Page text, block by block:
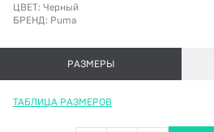
ЦВЕТ: Черный
БРЕНД: Puma
РАЗМЕРЫ
ТАБЛИЦА РАЗМЕРОВ